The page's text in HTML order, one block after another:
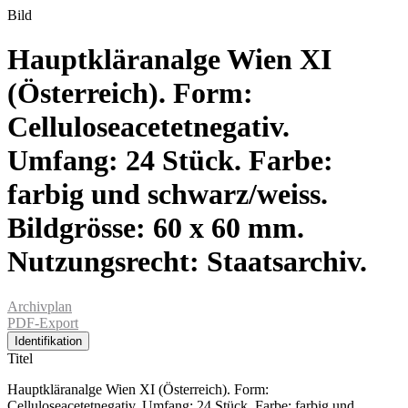
Bild
Hauptkläranalge Wien XI
(Österreich). Form:
Celluloseacetetnegativ.
Umfang: 24 Stück. Farbe:
farbig und schwarz/weiss.
Bildgrösse: 60 x 60 mm.
Nutzungsrecht: Staatsarchiv.
Archivplan
PDF-Export
Identifikation
Titel
Hauptkläranalge Wien XI (Österreich). Form: